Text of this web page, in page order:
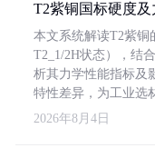
T2紫铜国标硬度
本文系统解读T2紫铜
T2_1/2H状态），结
析其力学性能指标及
特性差异，为工业选
2026年8月4日